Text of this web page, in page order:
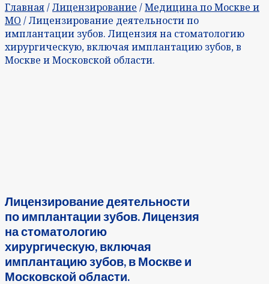
Главная/Лицензирование /Медицина по Москве и
МО / Лицензирование деятельности по
имплантации зубов. Лицензия на стоматологию
хирургическую, включая имплантацию зубов, в
Москве и Московской области.
Лицензирование деятельности
по имплантации зубов. Лицензия
на стоматологию
хирургическую, включая
имплантацию зубов, в Москве и
Московской области.